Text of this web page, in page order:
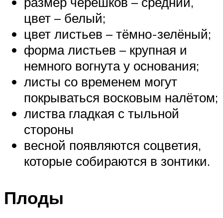
цвет – белый;
цвет листьев – тёмно-зелёный;
форма листьев – крупная и
немного вогнута у основания;
листы со временем могут
покрываться восковым налётом;
листва гладкая с тыльной
стороны
весной появляются соцветия,
которые собираются в зонтики.
Плоды